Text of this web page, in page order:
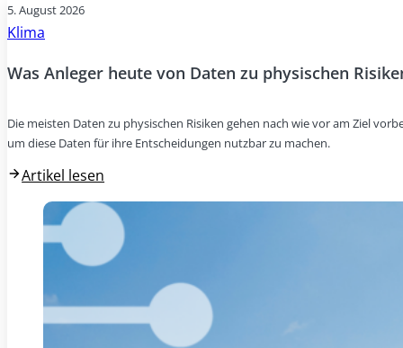
5. August 2026
Klima
Was Anleger heute von Daten zu physischen
Die meisten Daten zu physischen Risiken gehen nach wie vor am Ziel
um diese Daten für ihre Entscheidungen nutzbar zu machen.
Artikel lesen